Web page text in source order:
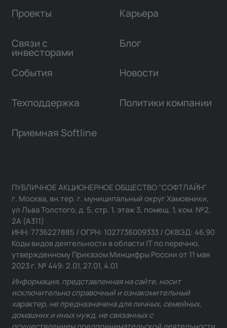
Проекты
Связи с
инвесторами
Карьера
Блог
События Новости
Техподдержка Политики компании
Приемная Softline
ПУБЛИЧНОЕ АКЦИОНЕРНОЕ ОБЩЕСТВО "СОФТЛАЙН"
г. Москва, вн.тер. г. муниципальный округ Хамовники,
ул Льва Толстого, д. 5, стр. 1, этаж 3, помещ. 1, ком. №2,
2А (А311)
ИНН: 7736227885 / ОГРН: 1027736009333 / ОКВЭД: 46.90
Коды видов деятельности в области IT по перечню,
утвержденному Приказом Минцифры России от 11 мая
2023 г. № 449: 2.01, 27.01, 4.01
Информация, представленная на сайте, носит
исключительно справочный и ознакомительный
характер, не предназначена для личных, семейных,
домашних и иных нужд, не связанных с